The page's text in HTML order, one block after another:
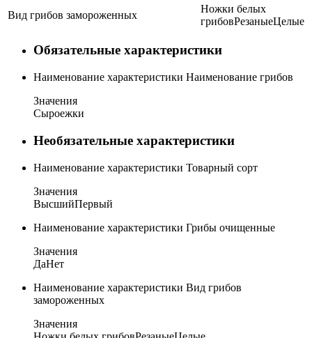
Вид грибов замороженных
Ножки белых
грибовРезаныеЦелые
Обязательные характеристики
Наименование характеристики Наименование грибов
Значения
Сыроежки
Необязательные характеристики
Наименование характеристики Товарный сорт
Значения
ВысшийПервый
Наименование характеристики Грибы очищенные
Значения
ДаНет
Наименование характеристики Вид грибов
замороженных
Значения